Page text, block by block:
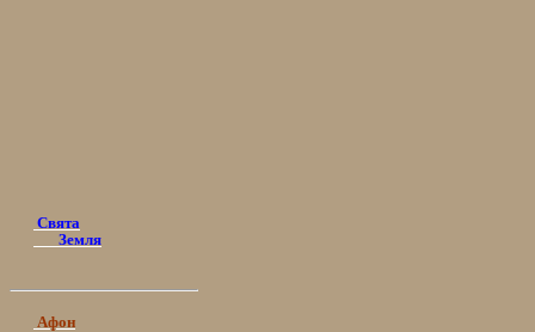
Свята
Земля
Афон